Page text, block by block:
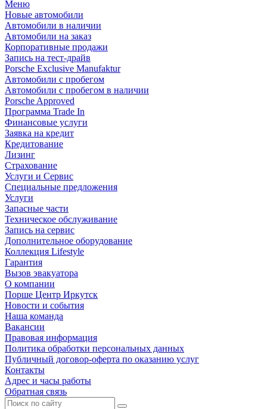
Меню
Новые автомобили
Автомобили в наличии
Автомобили на заказ
Корпоративные продажи
Запись на тест-драйв
Porsche Exclusive Manufaktur
Автомобили с пробегом
Автомобили с пробегом в наличии
Porsche Approved
Программа Trade In
Финансовые услуги
Заявка на кредит
Кредитование
Лизинг
Страхование
Услуги и Сервис
Специальные предложения
Услуги
Запасные части
Техническое обслуживание
Запись на сервис
Дополнительное оборудование
Коллекция Lifestyle
Гарантия
Вызов эвакуатора
О компании
Порше Центр Иркутск
Новости и события
Наша команда
Вакансии
Правовая информация
Политика обработки персональных данных
Публичный договор-оферта по оказанию услуг
Контакты
Адрес и часы работы
Обратная связь